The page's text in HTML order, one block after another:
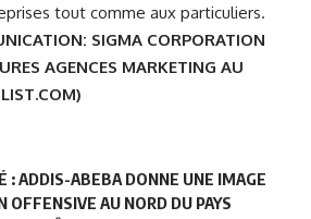
tout comme aux particuliers.
SIGMA CORPORATION
AGENCES MARKETING AU
: ADDIS-ABEBA DONNE UNE IMAGE
OFFENSIVE AU NORD DU PAYS